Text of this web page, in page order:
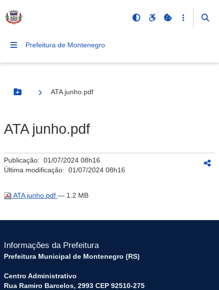
Prefeitura de Montenegro
Botão Menu
ATA junho.pdf
ATA junho.pdf
Publicação: 01/07/2024 08h16
Última modificação: 01/07/2024 08h16
ATA junho.pdf — 1.2 MB
Informações da Prefeitura
Prefeitura Municipal de Montenegro (RS)
Centro Administrativo
Rua Ramiro Barcelos, 2993 CEP 92510-275